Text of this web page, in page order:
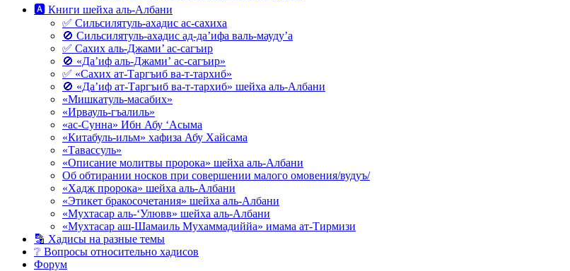
🅰 Книги шейха аль-Албани
✅ Сильсилятуль-ахадис ас-сахиха
🚫 Сильсилятуль-ахадис ад-да’ифа валь-мауду’а
✅ Сахих аль-Джами’ ас-сагъир
🚫 «Да’иф аль-Джами’ ас-сагъир»
✅ «Сахих ат-Таргъиб ва-т-тархиб»
🚫 «Да’иф ат-Таргъиб ва-т-тархиб» шейха аль-Албани
«Мишкатуль-масабих»
«Ирвауль-гъалиль»
«ас-Сунна» Ибн Абу ‘Асыма
«Китабуль-ильм» хафиза Абу Хайсама
«Тавассуль»
«Описание молитвы пророка» шейха аль-Албани
Об обтирании носков при совершении малого омовения/вудуъ/
«Хадж пророка» шейха аль-Албани
«Этикет бракосочетания» шейха аль-Албани
«Мухтасар аль-‘Улювв» шейха аль-Албани
«Мухтасар аш-Шамаиль Мухаммадиййа» имама ат-Тирмизи
🔡 Хадисы на разные темы
❔ Вопросы относительно хадисов
Форум